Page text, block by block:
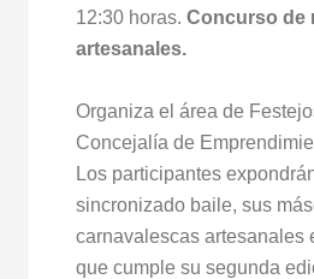
12:30 horas.Concurso de
artesanales.
Organiza el área de
Concejalía de
Los participantes
sincronizado baile, sus
carnavalescas artesanales
que cumple su segunda